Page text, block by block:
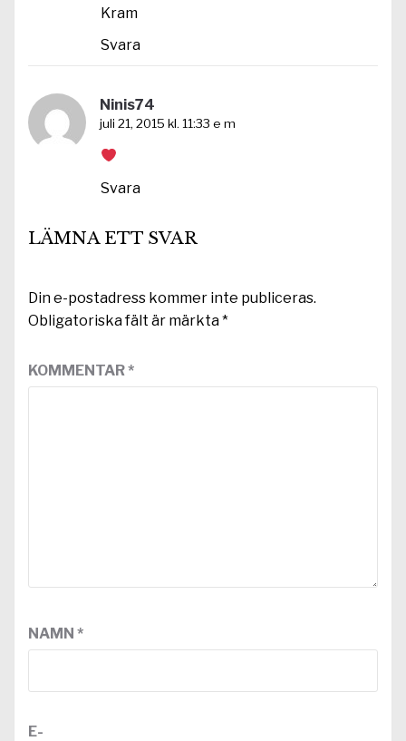
Kram
Svara
Ninis74
juli 21, 2015 kl. 11:33 e m
Svara
LÄMNA ETT SVAR
Din e-postadress kommer inte publiceras.
Obligatoriska fält är märkta*
KOMMENTAR*
NAMN *
E-